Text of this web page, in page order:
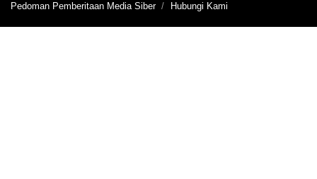
Pedoman Pemberitaan Media Siber
Hubungi Kami